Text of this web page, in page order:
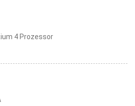
4 Prozessor